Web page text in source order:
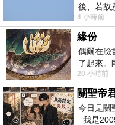
家了，呵～，我朋
衣服，而且她也較
女人努力賺錢的動
除生活壓力的一大
了，讓自己賞心悅
氣，錢越變越薄也
一定要的啦！敗家
後、若故
有戰懼等
4 小時前
緣份
偶爾在臉
了起來。
的貼文，
20 小時前
關聖帝
今日是關
我是